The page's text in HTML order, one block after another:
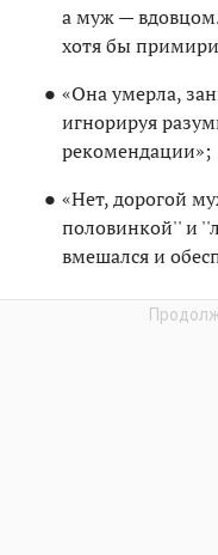
а муж —
хотя бы
«Она умерла,
игнорируя
рекомендации»;
«Нет, дорогой
половинкой'' и
вмешался и